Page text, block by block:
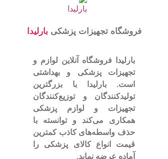
فروشگاه تجهیزات پزشکی بارلیدا
بارلیدا فروشگاه آنلاین لوازم و
تجهیزات پزشکی و بهداشتی
است. بارلیدا با بزرگترین
تولیدکنندگان و توزیع‌کنندگان
تجهیزات و لوازم پزشکی
همکاری می‌کند و توانسته با
حذف واسطه‌های کاذب کمترین
قیمت انواع کالای پزشکی را
آماده عرضه نماید.